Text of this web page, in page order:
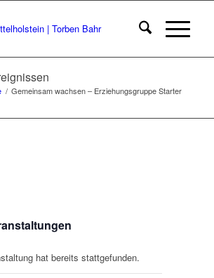
/ Gemeinsam wachsen – Erziehungsgruppe Starter
hat bereits stattgefunden.